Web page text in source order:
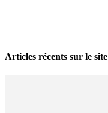
Articles récents sur le site